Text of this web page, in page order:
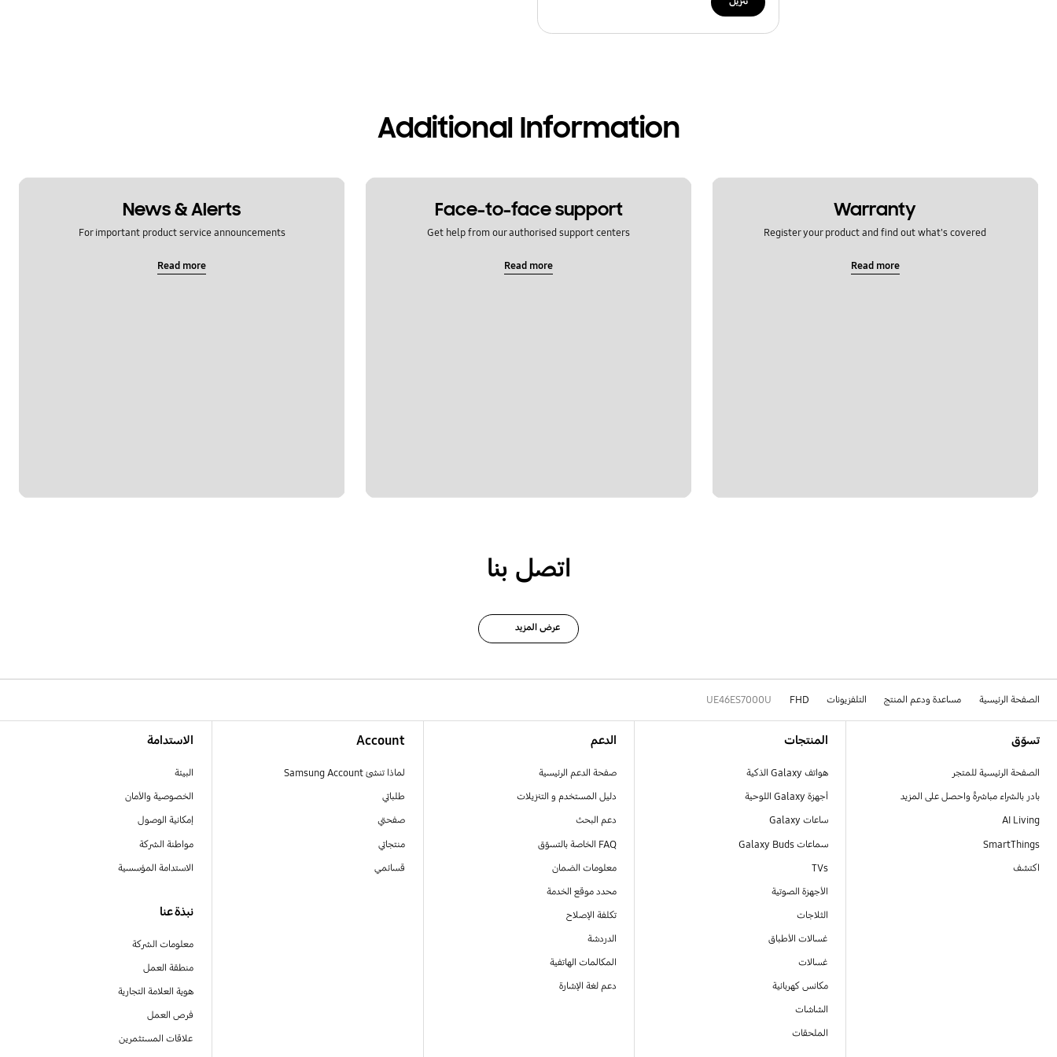
Additional Information
Warranty
Register your product and find out what's covered
Read more
Face-to-face support
Get help from our authorised support centers
Read more
News & Alerts
For important product service announcements
Read more
اتصل بنا
عرض المزيد
الصفحة الرئيسية مساعدة ودعم المنتج التلفزيونات FHD
UE46ES7000U
تسوّق
الصفحة الرئيسية للمتجر
بادر بالشراء مباشرةً واحصل على المزيد
AI Living
SmartThings
اكتشف
المنتجات
هواتف Galaxy الذكية
أجهزة Galaxy اللوحية
ساعات Galaxy
سماعات Galaxy Buds
TVs
الأجهزة الصوتية
الثلاجات
غسالات الأطباق
غسالات
مكانس كهربائية
الشاشات
الملحقات
الدعم
صفحة الدعم الرئيسية
دليل المستخدم و التنزيلات
دعم البحث
FAQ الخاصة بالتسوّق
معلومات الضمان
محدد موقع الخدمة
تكلفة الإصلاح
الدردشة
المكالمات الهاتفية
دعم لغة الإشارة
Account
لماذا تنشئ Samsung Account
طلباتي
صفحتي
منتجاتي
قسائمي
الاستدامة
البيئة
الخصوصية والأمان
إمكانية الوصول
مواطنة الشركة
الاستدامة المؤسسية
نبذة عنا
معلومات الشركة
منطقة العمل
هوية العلامة التجارية
فرص العمل
علاقات المستثمرين